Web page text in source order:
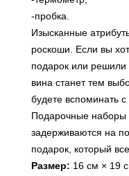
-пробка.
Изысканные
роскоши. Если вы
подарок или решили
вина станет тем
будете вспоминать
Подарочные наборы
задерживаются на
подарок, который
Размер: 16 см × 19